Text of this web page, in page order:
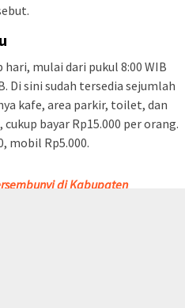
mulai dari pukul 8:00 WIB
Di sini sudah tersedia sejumlah
kafe, area parkir, toilet, dan
bayar Rp15.000 per orang.
mobil Rp5.000.
di Kabupaten